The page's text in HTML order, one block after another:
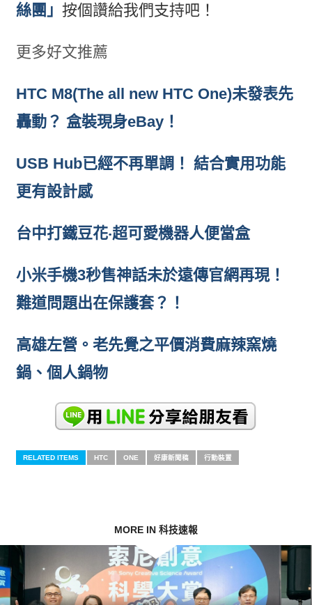
絲團」 按個讚給我們支持吧！
更多好文推薦
HTC M8(The all new HTC One)未發表先
轟動？ 盒裝現身eBay！
USB Hub已經不再單調！ 結合實用功能
更有設計感
台中打鐵豆花‧超可愛機器人便當盒
小米手機3秒售神話未於遠傳官網再現！
難道問題出在保護套？！
高雄左營。老先覺之平價消費麻辣窯燒
鍋、個人鍋物
RELATED ITEMS HTC ONE 好康新聞稿 行動裝置
MORE IN 科技速報